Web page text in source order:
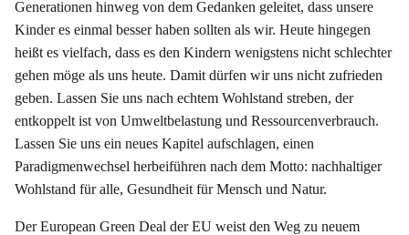
Generationen hinweg von dem Gedanken geleitet, dass unsere
Kinder es einmal besser haben sollten als wir. Heute hingegen
heißt es vielfach, dass es den Kindern wenigstens nicht schlechter
gehen möge als uns heute. Damit dürfen wir uns nicht zufrieden
geben. Lassen Sie uns nach echtem Wohlstand streben, der
entkoppelt ist von Umweltbelastung und Ressourcenverbrauch.
Lassen Sie uns ein neues Kapitel aufschlagen, einen
Paradigmenwechsel herbeiführen nach dem Motto: nachhaltiger
Wohlstand für alle, Gesundheit für Mensch und Natur.
Der European Green Deal der EU weist den Weg zu neuem